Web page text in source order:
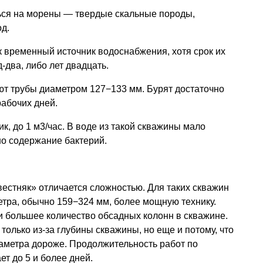
на морены — твердые скальные породы,
временный источник водоснабжения, хотя срок их
либо лет двадцать.
трубы диаметром 127−133 мм. Бурят достаточно
дней.
до 1 м3/час. В воде из такой скважины мало
содержание бактерий.
отличается сложностью. Для таких скважин
обычно 159−324 мм, более мощную технику.
количество обсадных колонн в скважине.
из-за глубины скважины, но еще и потому, что
дороже. Продолжительность работ по
до 5 и более дней.